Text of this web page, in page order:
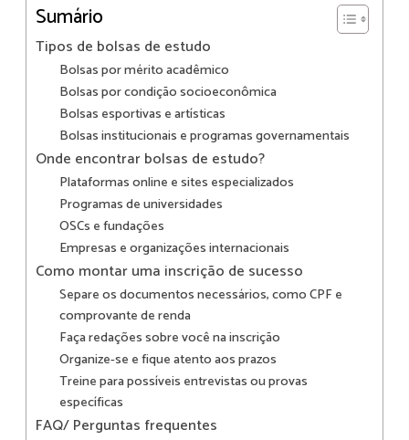
Sumário
Tipos de bolsas de estudo
Bolsas por mérito acadêmico
Bolsas por condição socioeconômica
Bolsas esportivas e artísticas
Bolsas institucionais e programas governamentais
Onde encontrar bolsas de estudo?
Plataformas online e sites especializados
Programas de universidades
OSCs e fundações
Empresas e organizações internacionais
Como montar uma inscrição de sucesso
Separe os documentos necessários, como CPF e
comprovante de renda
Faça redações sobre você na inscrição
Organize-se e fique atento aos prazos
Treine para possíveis entrevistas ou provas
específicas
FAQ/ Perguntas frequentes